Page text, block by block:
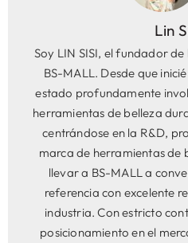
Lin
Soy LIN SISI, el fundador
BS-MALL. Desde que
estado profundamente
herramientas de belleza
centrándose en la R&D,
marca de herramientas de
llevar a BS-MALL a
referencia con excelente
industria. Con estricto
posicionamiento en el